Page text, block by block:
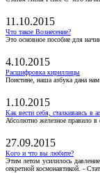
11.10.2015
Что такое Вознесение?
Это основное пособие для
4.10.2015
Расшифровка кириллицы
Поистине, наша азбука дана
1.10.2015
Как вести себя, сталкиваясь в
Абсолютно железное правило в
27.09.2015
Кого и что вы любите?
Этим летом усилилось
секретной космонавтикой. -